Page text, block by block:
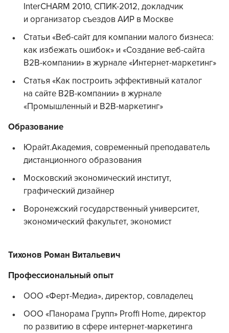
InterCHARM 2010, СПИК-2012, докладчик
и организатор съездов АИР в Москве
Статьи «Веб-сайт для компании малого бизнеса:
как избежать ошибок» и «Создание веб-сайта
B2B-компании» в журнале «Интернет-маркетинг»
Статья «Как построить эффективный каталог
на сайте B2B-компании» в журнале
«Промышленный и B2B-маркетинг»
Образование
Юрайт.Академия, современный преподаватель
дистанционного образования
Московский экономический институт,
графический дизайнер
Воронежский государственный университет,
экономический факультет, экономист
Тихонов Роман Витальевич
Профессиональный опыт
ООО «Ферт-Медиа», директор, совладелец
ООО «Панорама Групп» Proffi Home, директор
по развитию в сфере интернет-маркетинга